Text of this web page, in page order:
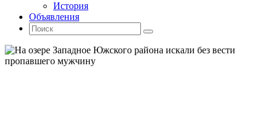
История
Объявления
Поиск
Искать:
Поиск